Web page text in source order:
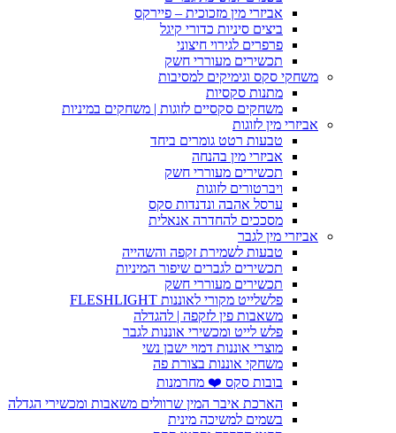
אביזרי מין מזכוכית – פיירקס
ביצים סיניות כדורי קיגל
פרפרים לגירוי חיצוני
תכשירים מעוררי חשק
משחקי סקס וגימיקים למסיבות
מתנות סקסיות
משחקים סקסיים לזוגות | משחקים במיניות
אביזרי מין לזוגות
טבעות רטט גומרים ביחד
אביזרי מין בהנחה
תכשירים מעוררי חשק
ויברטורים לזוגות
ערסל אהבה ונדנדות סקס
מסככים להחדרה אנאלית
אביזרי מין לגבר
טבעות לשמירת זקפה והשהייה
תכשירים לגברים שיפור המיניות
תכשירים מעוררי חשק
פלשלייט מקורי לאוננות FLESHLIGHT
משאבות פין לזקפה | להגדלה
פלש לייט ומכשירי אוננות לגבר
מוצרי אוננות דמוי ישבן נשי
משחקי אוננות בצורת פה
בובות סקס ❤️ מחרמנות
הארכת איבר המין שרוולים משאבות ומכשירי הגדלה
בשמים למשיכה מינית